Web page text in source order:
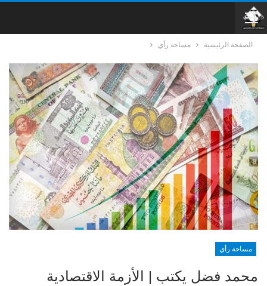
الصفحة الرئيسية مساحة رأي
مساحة رأي
محمد فضل يكتب | الأزمة الاقتصادية